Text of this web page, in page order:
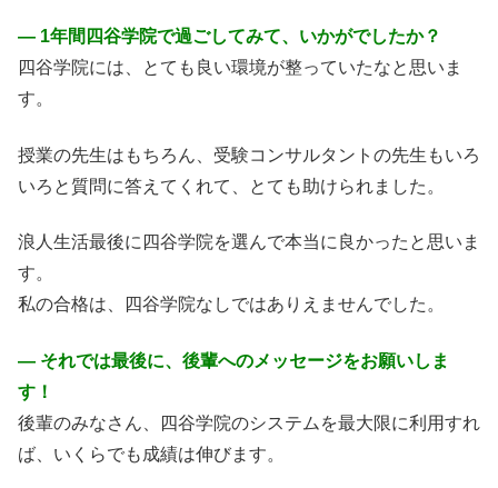
― 1年間四谷学院で過ごしてみて、いかがでしたか？
四谷学院には、とても良い環境が整っていたなと思いま
す。
授業の先生はもちろん、受験コンサルタントの先生もいろ
いろと質問に答えてくれて、とても助けられました。
浪人生活最後に四谷学院を選んで本当に良かったと思いま
す。
私の合格は、四谷学院なしではありえませんでした。
― それでは最後に、後輩へのメッセージをお願いしま
す！
後輩のみなさん、四谷学院のシステムを最大限に利用すれ
ば、いくらでも成績は伸びます。